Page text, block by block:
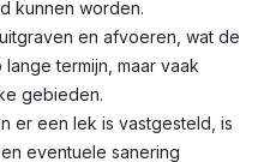
kunnen worden.
en afvoeren, wat de
termijn, maar vaak
gebieden.
er een lek is vastgesteld, is
eventuele sanering